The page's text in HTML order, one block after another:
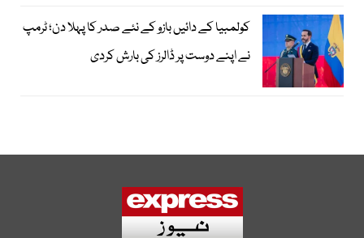
کولمبیا کے دائیں بازو کے نئے صدر کا پہلا دن؛ ٹرمپ
نے اپنے دوست پر ڈالرز کی بارش کردی